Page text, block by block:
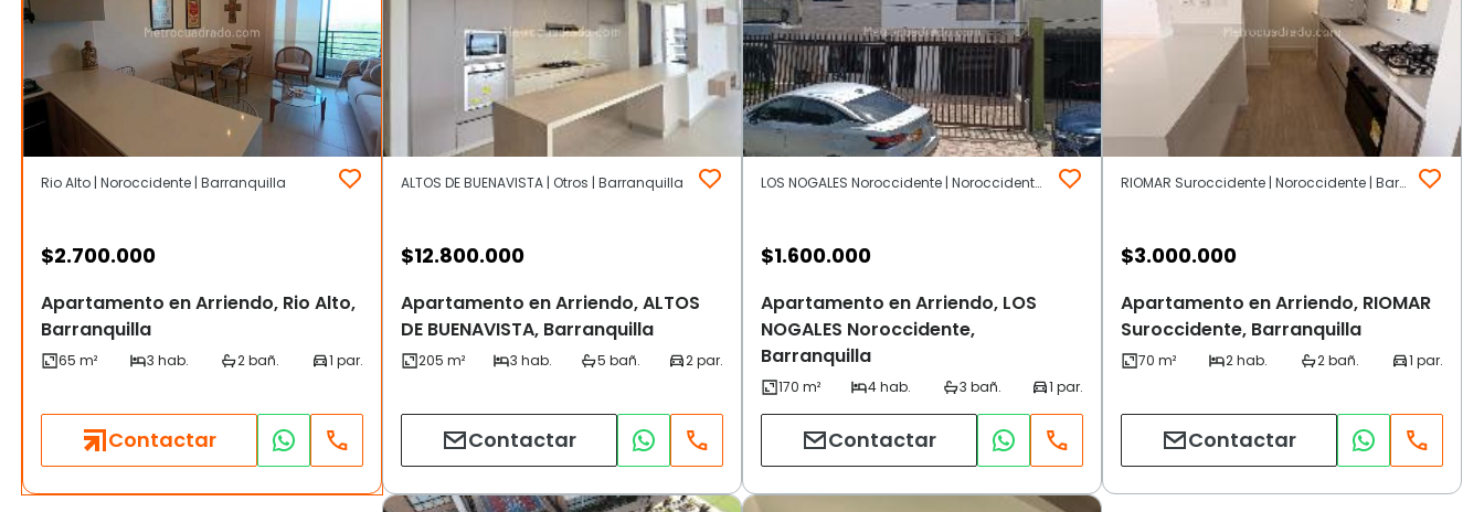
Rio Alto | Noroccidente | Barranquilla
$2.700.000
Apartamento en Arriendo, Rio Alto,
Barranquilla
Contactar
ALTOS DE BUENAVISTA | Otros | Barranquilla
$12.800.000
Apartamento en Arriendo, ALTOS
DE BUENAVISTA, Barranquilla
Contactar
LOS NOGALES Noroccidente | Noroccidente | Barranquilla
$1.600.000
Apartamento en Arriendo, LOS
NOGALES Noroccidente,
Barranquilla
Contactar
RIOMAR Suroccidente | Noroccidente | Barranquilla
$3.000.000
Apartamento en Arriendo, RIOMAR
Suroccidente, Barranquilla
Contactar